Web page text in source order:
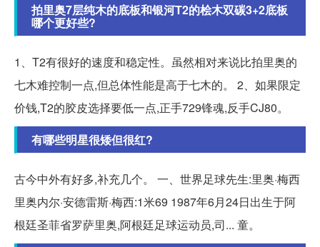
拍里奥7层纯木的底板和银河T2的桧木双碳3+2底板
哪个更好些?
1、T2有很好的速度和稳定性。虽然相对来说比拍里奥的
七木难控制一点,但总体性能是高于七木的。 2、如果限定
价钱,T2的胶皮选择要低一点,正手729锋魂,反手CJ80。
有哪些明星很矮但很红?
古今中外有好多,补充几个。 一、世界足球先生:里奥·梅西
里奥内尔·安德雷斯·梅西:1米69 1987年6月24日出生于阿
根廷圣菲省罗萨里奥,阿根廷足球运动员,司... 童。